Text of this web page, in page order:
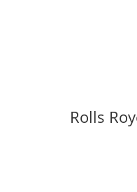
Rolls